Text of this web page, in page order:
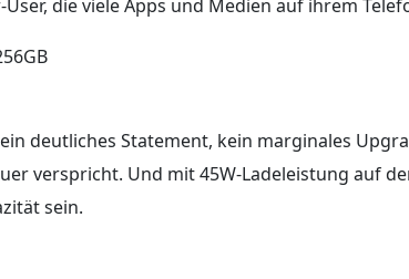
die viele Apps und Medien auf ihrem
deutliches Statement, kein marginales
verspricht. Und mit 45W-Ladeleistung auf
sein.